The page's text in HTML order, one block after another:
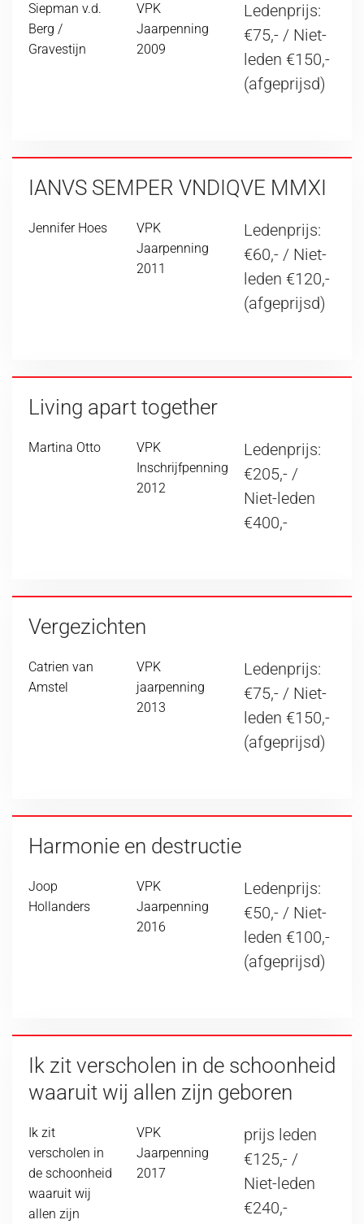
Siepman v.d.
Berg /
Gravestijn
VPK
Jaarpenning
2009
Ledenprijs:
€75,- / Niet-
leden €150,-
(afgeprijsd)
IANVS SEMPER VNDIQVE MMXI
Jennifer Hoes
VPK
Jaarpenning
2011
Ledenprijs:
€60,- / Niet-
leden €120,-
(afgeprijsd)
Living apart together
Martina Otto
VPK
Inschrijfpenning
2012
Ledenprijs:
€205,- /
Niet-leden
€400,-
Vergezichten
Catrien van
Amstel
VPK
jaarpenning
2013
Ledenprijs:
€75,- / Niet-
leden €150,-
(afgeprijsd)
Harmonie en destructie
Joop
Hollanders
VPK
Jaarpenning
2016
Ledenprijs:
€50,- / Niet-
leden €100,-
(afgeprijsd)
Ik zit verscholen in de schoonheid
waaruit wij allen zijn geboren
Ik zit
verscholen in
de schoonheid
waaruit wij
allen zijn
VPK
Jaarpenning
2017
prijs leden
€125,- /
Niet-leden
€240,-